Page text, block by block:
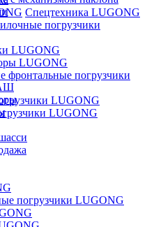
Спецтехника LUGONG
погрузчики
LUGONG
LUGONG
фронтальные погрузчики
LUGONG
LUGONG
погрузчики LUGONG